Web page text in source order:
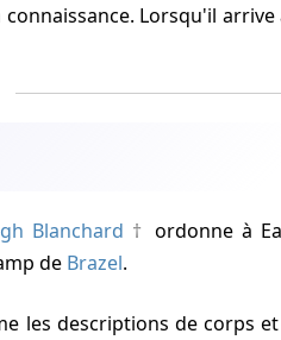
Lorsqu'il arrive
Blanchard
ordonne à
de Brazel.
les descriptions de corps